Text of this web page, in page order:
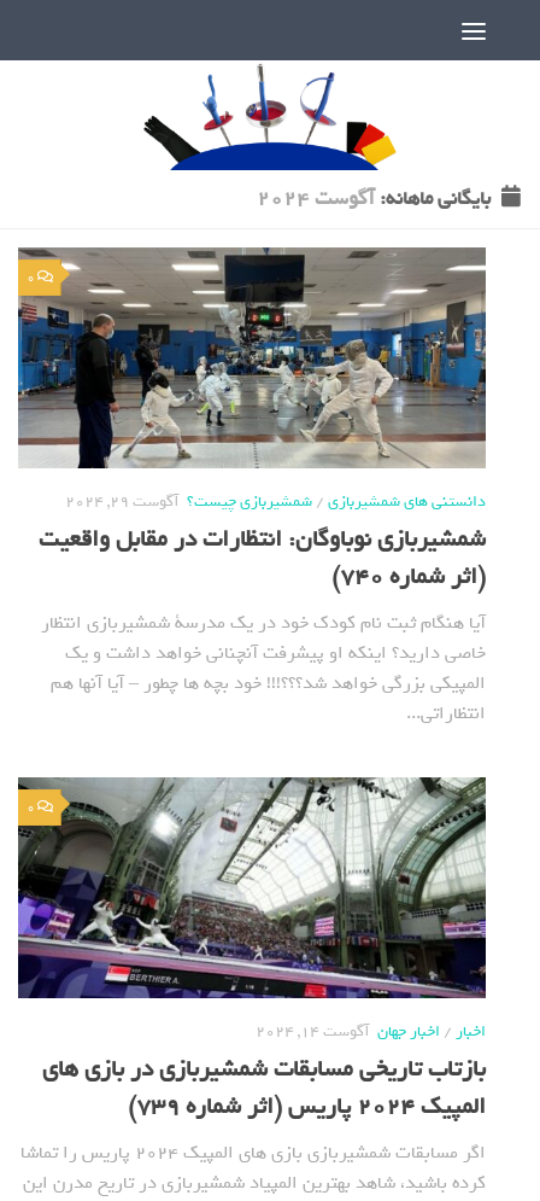
بایگانی‌ ماهانه:آگوست 2024
0
دانستنی های شمشیربازی/شمشیربازی چیست؟ آگوست 29, 2024
شمشیربازی نوباوگان: انتظارات در مقابل واقعیت
(اثر شماره 740)
آیا هنگام ثبت نام کودک خود در یک مدرسة شمشیربازی انتظار
خاصی دارید؟ اینکه او پیشرفت آنچنانی خواهد داشت و یک
المپیکی بزرگی خواهد شد؟؟؟!!! خود بچه ها چطور – آیا آنها هم
انتظاراتی...
0
اخبار/ اخبار جهان آگوست 14, 2024
بازتاب تاریخی مسابقات شمشیربازی در بازی های
المپیک 2024 پاریس (اثر شماره 739)
اگر مسابقات شمشیربازی بازی های المپیک 2024 پاریس را تماشا
کرده باشید، شاهد بهترین المپیاد شمشیربازی در تاریخ مدرن این